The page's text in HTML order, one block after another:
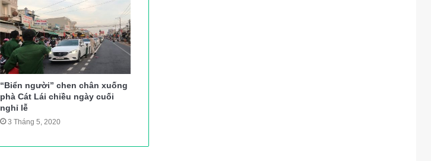
“Biển người” chen chân xuống
phà Cát Lái chiều ngày cuối
nghỉ lễ
3 Tháng 5, 2020